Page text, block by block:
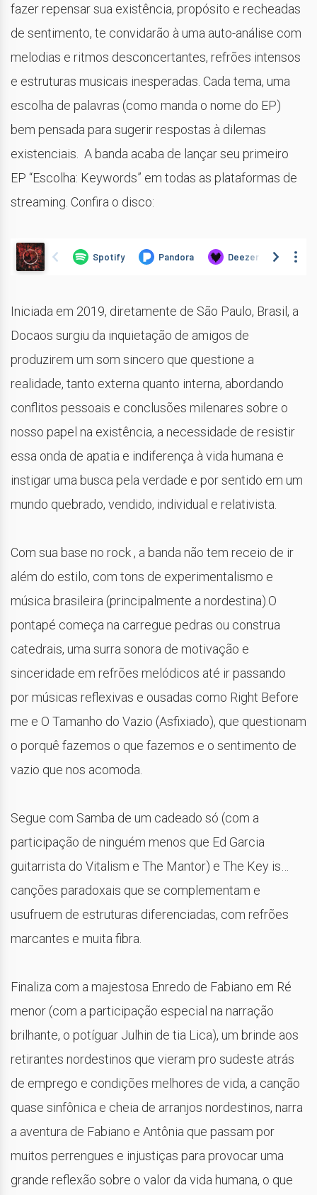
fazer repensar sua existência, propósito e recheadas
de sentimento, te convidarão à uma auto-análise com
melodias e ritmos desconcertantes, refrões intensos
e estruturas musicais inesperadas. Cada tema, uma
escolha de palavras (como manda o nome do EP)
bem pensada para sugerir respostas à dilemas
existenciais. A banda acaba de lançar seu primeiro
EP “Escolha: Keywords” em todas as plataformas de
streaming. Confira o disco:
Iniciada em 2019, diretamente de São Paulo, Brasil, a
Docaos surgiu da inquietação de amigos de
produzirem um som sincero que questione a
realidade, tanto externa quanto interna, abordando
conflitos pessoais e conclusões milenares sobre o
nosso papel na existência, a necessidade de resistir
essa onda de apatia e indiferença à vida humana e
instigar uma busca pela verdade e por sentido em um
mundo quebrado, vendido, individual e relativista.
Com sua base no rock , a banda não tem receio de ir
além do estilo, com tons de experimentalismo e
música brasileira (principalmente a nordestina).O
pontapé começa na carregue pedras ou construa
catedrais, uma surra sonora de motivação e
sinceridade em refrões melódicos até ir passando
por músicas reflexivas e ousadas como Right Before
me e O Tamanho do Vazio (Asfixiado), que questionam
o porquê fazemos o que fazemos e o sentimento de
vazio que nos acomoda.
Segue com Samba de um cadeado só (com a
participação de ninguém menos que Ed Garcia
guitarrista do Vitalism e The Mantor) e The Key is…
canções paradoxais que se complementam e
usufruem de estruturas diferenciadas, com refrões
marcantes e muita fibra.
Finaliza com a majestosa Enredo de Fabiano em Ré
menor (com a participação especial na narração
brilhante, o potíguar Julhin de tia Lica), um brinde aos
retirantes nordestinos que vieram pro sudeste atrás
de emprego e condições melhores de vida, a canção
quase sinfônica e cheia de arranjos nordestinos, narra
a aventura de Fabiano e Antônia que passam por
muitos perrengues e injustiças para provocar uma
grande reflexão sobre o valor da vida humana, o que